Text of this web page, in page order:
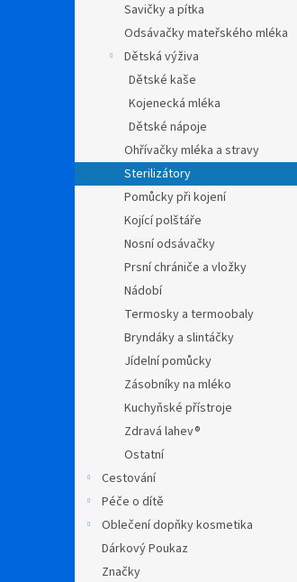
Savičky a pítka
Odsávačky mateřského mléka
Dětská výživa
Dětské kaše
Kojenecká mléka
Dětské nápoje
Ohřívačky mléka a stravy
Sterilizátory
Pomůcky při kojení
Kojící polštáře
Nosní odsávačky
Prsní chrániče a vložky
Nádobí
Termosky a termoobaly
Bryndáky a slintáčky
Jídelní pomůcky
Zásobníky na mléko
Kuchyňské přístroje
Zdravá lahev®
Ostatní
Cestování
Péče o dítě
Oblečení dopňky kosmetika
Dárkový Poukaz
Značky